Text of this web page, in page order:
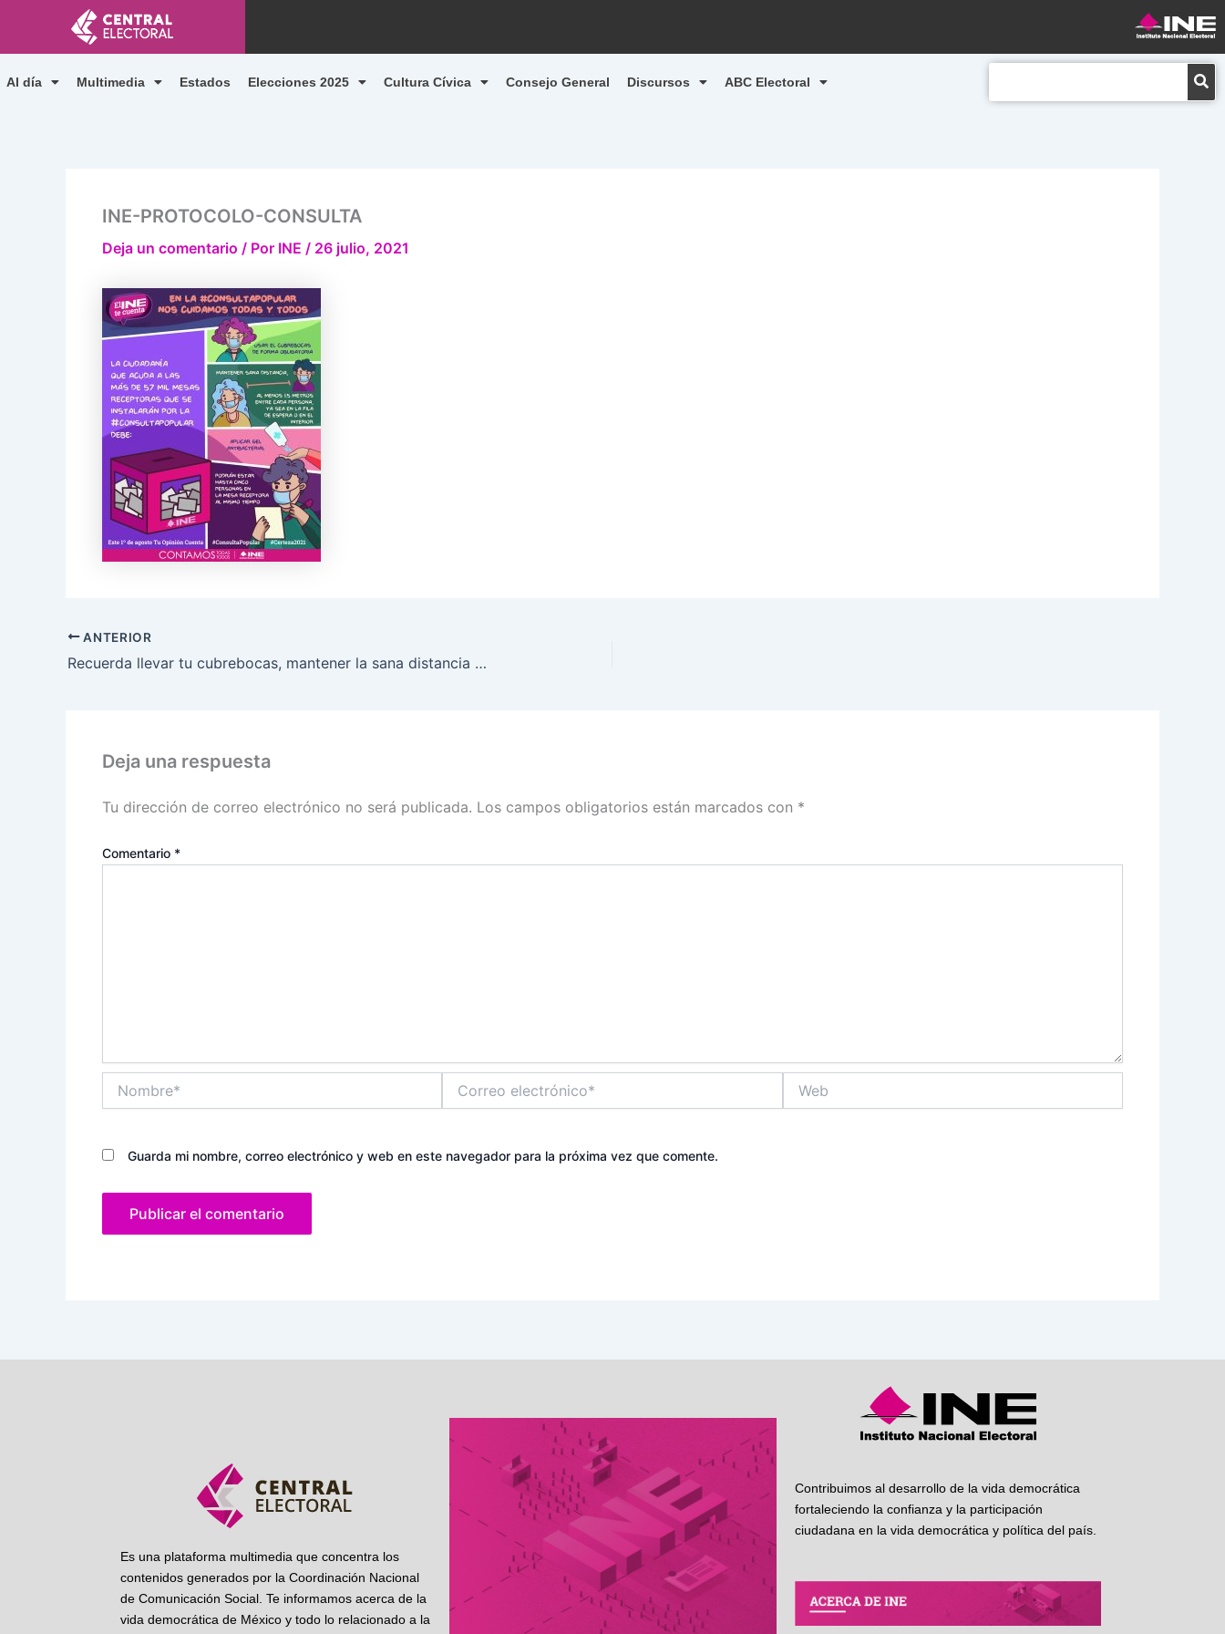
contenido
Al día Multimedia Estados Elecciones 2025 Cultura Cívica Consejo General Discursos ABC Electoral
INE-PROTOCOLO-CONSULTA
Deja un comentario / Por INE / 26 julio, 2021
ANTERIOR
Recuerda llevar tu cubrebocas, mantener la sana distancia y aplicar gel antibacterial este 1 de agosto en la Consulta Popular
Deja una respuesta
Tu dirección de correo electrónico no será publicada. Los campos obligatorios están marcados con *
Comentario *
electrónico*
Guarda mi nombre, correo electrónico y web en este navegador para la próxima vez que comente.
Es una plataforma multimedia que concentra los
contenidos generados por la Coordinación Nacional
de Comunicación Social. Te informamos acerca de la
vida democrática de México y todo lo relacionado a la
Contribuimos al desarrollo de la vida democrática
fortaleciendo la confianza y la participación
ciudadana en la vida democrática y política del país.